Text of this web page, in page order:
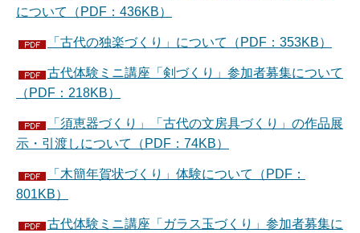
について（PDF：436KB）
「古代の独楽づくり」について（PDF：353KB）
古代体験ミニ講座「剣づくり」参加者募集について
（PDF：218KB）
「須恵器づくり」「古代の文房具づくり」の作品展
示・引渡しについて（PDF：74KB）
「木簡年賀状づくり」体験について（PDF：
801KB）
古代体験ミニ講座「ガラス玉づくり」参加者募集に